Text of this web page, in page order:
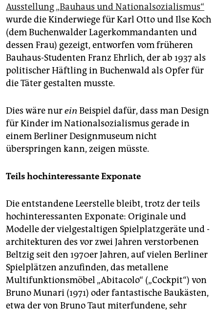
Ausstellung „Bauhaus und Nationalsozialismus“
wurde die Kinderwiege für Karl Otto und Ilse Koch
(dem Buchenwalder Lagerkommandanten und
dessen Frau) gezeigt, entworfen vom früheren
Bauhaus-Studenten Franz Ehrlich, der ab 1937 als
politischer Häftling in Buchenwald als Opfer für
die Täter gestalten musste.
Dies wäre nurein Beispiel dafür, dass man Design
für Kinder im Nationalsozialismus gerade in
einem Berliner Designmuseum nicht
überspringen kann, zeigen müsste.
Teils hochinteressante Exponate
Die entstandene Leerstelle bleibt, trotz der teils
hochinteressanten Exponate: Originale und
Modelle der vielgestaltigen Spielplatzgeräte und -
architekturen des vor zwei Jahren verstorbenen
Beltzig seit den 1970er Jahren, auf vielen Berliner
Spielplätzen anzufinden, das metallene
Multifunktionsmöbel „Abitacolo“ („Cockpit“) von
Bruno Munari (1971) oder fantastische Baukästen,
etwa der von Bruno Taut miterfundene, sehr